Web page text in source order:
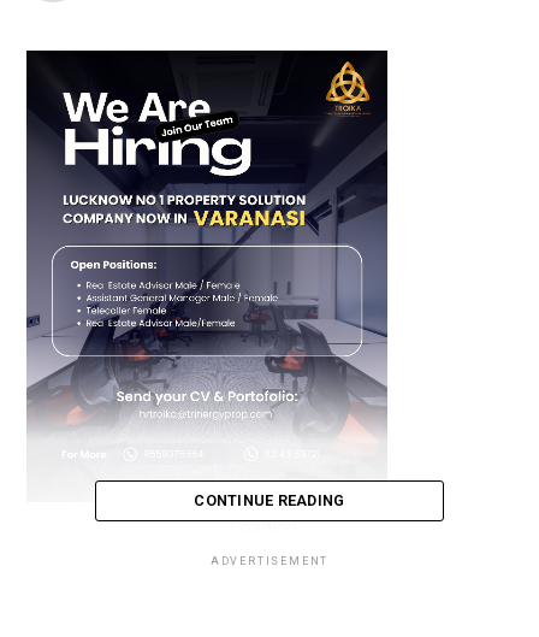
Loading...
CONTINUE READING
ADVERTISEMENT